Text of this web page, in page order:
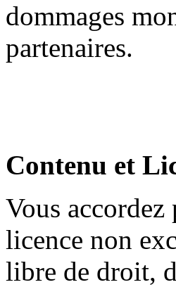
dommages
partenaires.
Contenu et
Vous
licence non
libre de droit,